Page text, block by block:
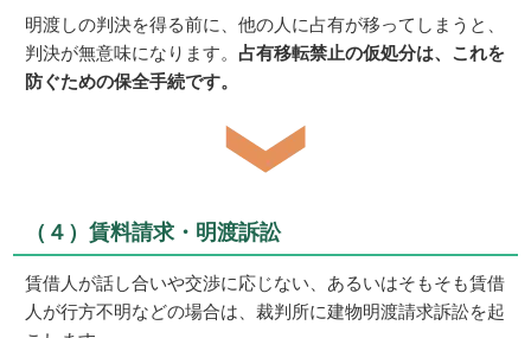
明渡しの判決を得る前に、他の人に占有が移ってしまうと、
判決が無意味になります。占有移転禁止の仮処分は、これを
防ぐための保全手続です。
（４）賃料請求・明渡訴訟
賃借人が話し合いや交渉に応じない、あるいはそもそも賃借
人が行方不明などの場合は、裁判所に建物明渡請求訴訟を起